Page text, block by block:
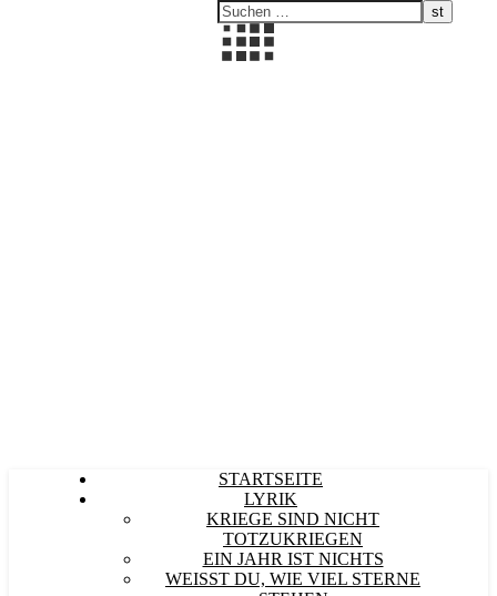
STARTSEITE
LYRIK
KRIEGE SIND NICHT
TOTZUKRIEGEN
EIN JAHR IST NICHTS
WEISST DU, WIE VIEL STERNE S